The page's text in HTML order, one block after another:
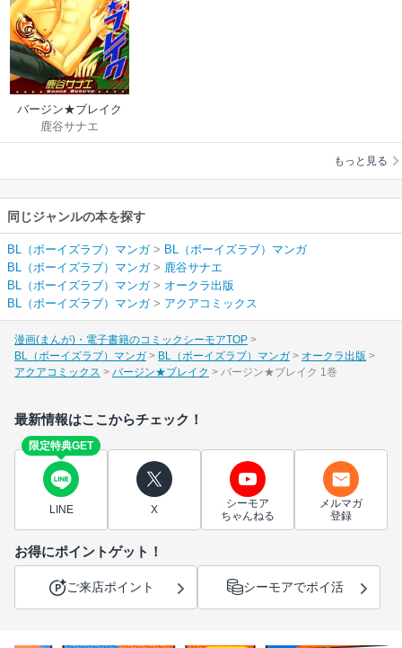
バージン★ブレイク
鹿谷サナエ
もっと見る
同じジャンルの本を探す
BL（ボーイズラブ）マンガ> BL（ボーイズラブ）マンガ
BL（ボーイズラブ）マンガ> 鹿谷サナエ
BL（ボーイズラブ）マンガ> オークラ出版
BL（ボーイズラブ）マンガ> アクアコミックス
漫画(まんが)・電子書籍のコミックシーモアTOP
BL（ボーイズラブ）マンガ
BL（ボーイズラブ）マンガ
オークラ出版
アクアコミックス
バージン★ブレイク バージン★ブレイク 1巻
最新情報はここからチェック！
限定特典GET
LINE X
シーモア
ちゃんねる
メルマガ
登録
お得にポイントゲット！
ご来店ポイント シーモアでポイ活